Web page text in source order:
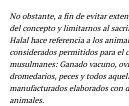
No obstante, a fin de evitar
del concepto y limitarnos al
Halal hace referencia a los
considerados permitidos para el
musulmanes: Ganado vacuno,
dromedarios, peces y todos
manufacturados elaborados con
animales.